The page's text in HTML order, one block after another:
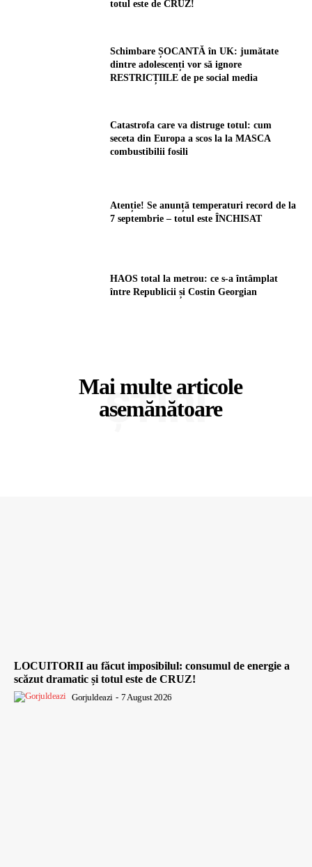
totul este de CRUZ!
Schimbare ȘOCANTĂ în UK: jumătate
dintre adolescenți vor să ignore
RESTRICȚIILE de pe social media
Catastrofa care va distruge totul: cum
seceta din Europa a scos la la MASCA
combustibilii fosili
Atenție! Se anunță temperaturi record de la
7 septembrie – totul este ÎNCHISAT
HAOS total la metrou: ce s-a întâmplat
între Republicii și Costin Georgian
Mai multe articole
asemănătoare
ȘTIRI
LOCUITORII au făcut imposibilul: consumul de energie a
scăzut dramatic și totul este de CRUZ!
Gorjuldeazi - 7 August 2026